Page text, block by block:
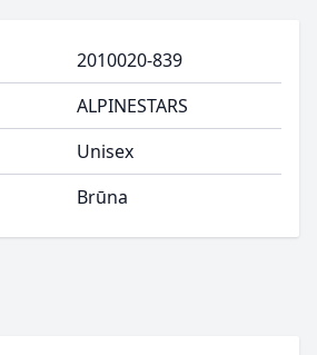
2010020-839
ALPINESTARS
Unisex
Brūna